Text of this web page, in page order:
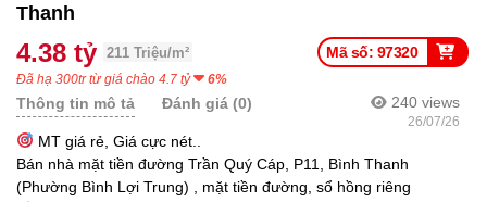
Thanh
Mã số: 97320
4.38 tỷ 211 Triệu/m²
Đã hạ 300tr từ giá chào 4.7 tỷ 6%
240 views
26/07/26
Thông tin mô tả Đánh giá (0)
MT giá rẻ, Giá cực nét..
Bán nhà mặt tiền đường Trần Quý Cáp, P11, Bình Thanh
(Phường Bình Lợi Trung) , mặt tiền đường, sổ hồng riêng